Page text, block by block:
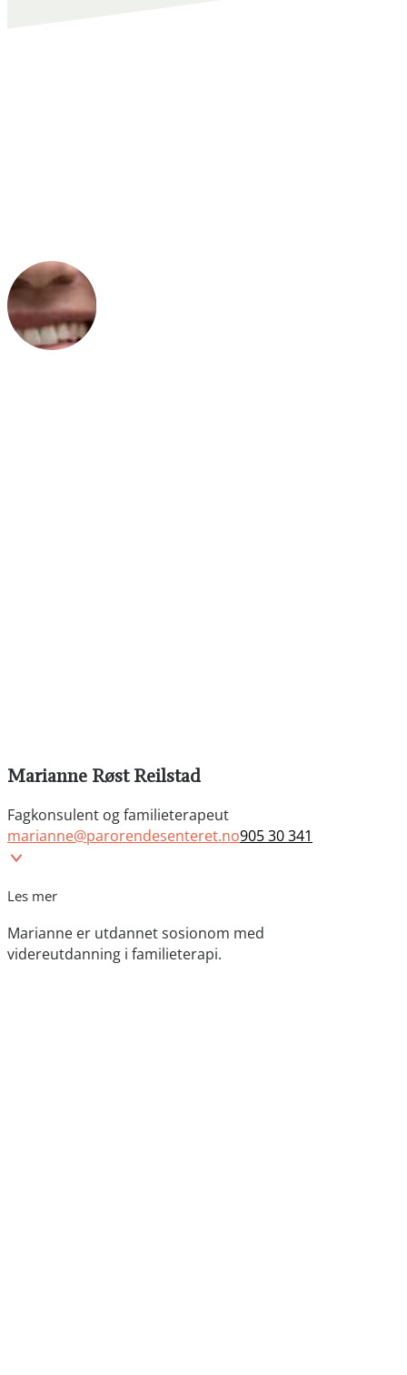
Marianne Røst Reilstad
Fagkonsulent og familieterapeut
marianne@parorendesenteret.no905 30 341
Les mer
Marianne er utdannet sosionom med
videreutdanning i familieterapi.